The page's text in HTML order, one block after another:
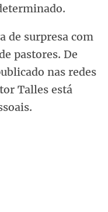
de surpresa com
pastores. De
nas redes
Talles está